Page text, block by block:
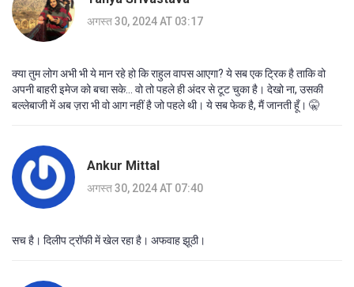
अगस्त 30, 2024 AT 03:17
क्या तुम लोग अभी भी ये मान रहे हो कि राहुल वापस आएगा? ये सब एक ट्रिक है ताकि वो
अपनी बाहरी इमेज को बचा सके... वो तो पहले ही अंदर से टूट चुका है। देखो ना, उसकी
बल्लेबाजी में अब ज़रा भी वो आग नहीं है जो पहले थी। ये सब फेक है, मैं जानती हूँ। 🤫
Ankur Mittal
अगस्त 30, 2024 AT 07:40
सच है। दिलीप ट्रॉफी में खेल रहा है। अफवाह झूठी।